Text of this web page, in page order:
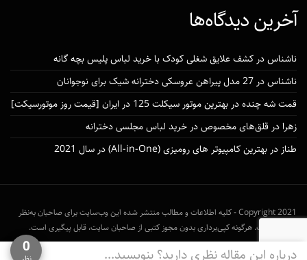
درباره این مقاله نظری دارید؟ بنویسید... 0
آخرین دیدگاه‌ها
ناشناسدر کشف علایق شغلی کودک با خرید لباس پلیس بچه گانه
ناشناسدر 27 مدل پیراهن عروسکی دخترانه شیک برای نوجوانان
قمت شه چندهدر بهترین موتور سیکلت 125 در ایران [قیمت روز موتورسیکت]
زهرادر قلق‌های مخصوص در خرید لباس مجلسی دخترانه
طناز در بهترین کامپیوتر های رومیزی (All-in-One) در سال 2021
Copyright 2021 - کلیه اطلاعات و مطالب منتشر شده این وب‌سایت برای صاحبان به‌نظر
محفوظ است. هرگونه کپی‌برداری بدون مجوز کتبی از صاحبان سایت، قابل پیگیری است.
شرایط بازنشر مطالب به‌نظر